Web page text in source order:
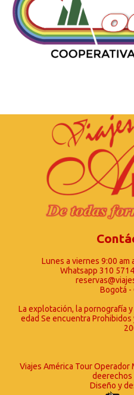
Lunes a viernes 9:00 am
Whatsapp 310
Bogotá -
La explotación, la pornografía
edad Se encuentra
Viajes América Tour
deerechos
Diseño y